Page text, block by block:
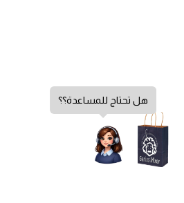
هل تحتاج للمساعدة؟؟